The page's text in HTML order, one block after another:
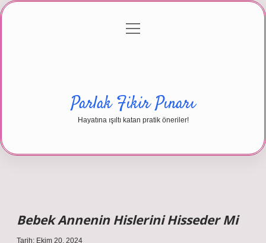
Gizlilik Politikası
menüyü
Parlak Fikir Pınarı
Hayatına ışıltı katan pratik öneriler!
Bebek Annenin Hislerini Hisseder Mi
Tarih: Ekim 20, 2024